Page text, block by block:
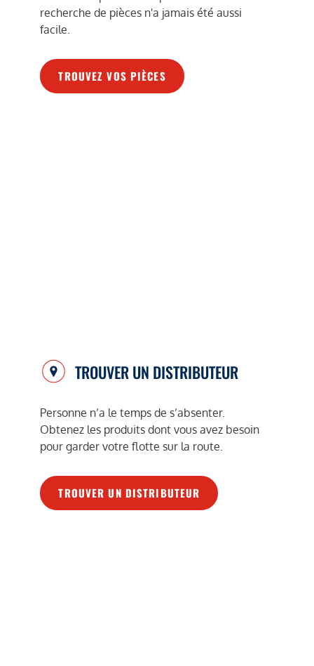
recherche de pièces n'a jamais été aussi
facile.
TROUVEZ VOS PIÈCES
TROUVER UN DISTRIBUTEUR
Personne n’a le temps de s’absenter.
Obtenez les produits dont vous avez besoin
pour garder votre flotte sur la route.
TROUVER UN DISTRIBUTEUR